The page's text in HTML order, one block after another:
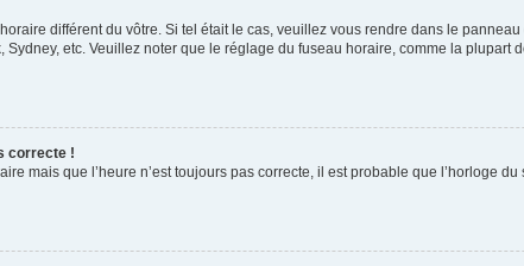
différent du vôtre. Si tel était le cas, veuillez vous rendre dans le
etc. Veuillez noter que le réglage du fuseau horaire, comme la plupart
correcte !
mais que l’heure n’est toujours pas correcte, il est probable que l’horloge